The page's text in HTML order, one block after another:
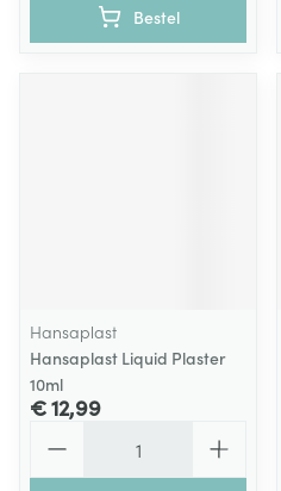
Bestel
Hansaplast
Hansaplast Liquid Plaster
10ml
€ 12,99